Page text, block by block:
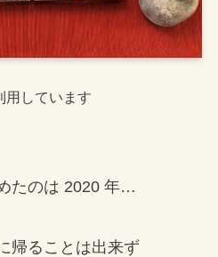
しています
たのは 2020 年…
帰ることは出来ず